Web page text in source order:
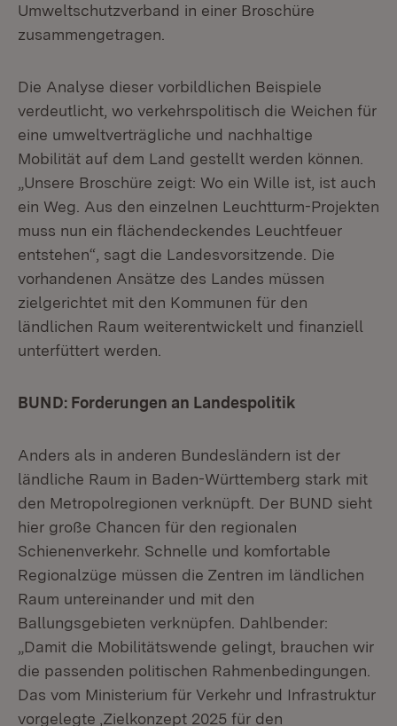
Umweltschutzverband in einer Broschüre
zusammengetragen.
Die Analyse dieser vorbildlichen Beispiele
verdeutlicht, wo verkehrspolitisch die Weichen für
eine umweltverträgliche und nachhaltige
Mobilität auf dem Land gestellt werden können.
„Unsere Broschüre zeigt: Wo ein Wille ist, ist auch
ein Weg. Aus den einzelnen Leuchtturm-Projekten
muss nun ein flächendeckendes Leuchtfeuer
entstehen“, sagt die Landesvorsitzende. Die
vorhandenen Ansätze des Landes müssen
zielgerichtet mit den Kommunen für den
ländlichen Raum weiterentwickelt und finanziell
unterfüttert werden.
BUND: Forderungen an Landespolitik
Anders als in anderen Bundesländern ist der
ländliche Raum in Baden-Württemberg stark mit
den Metropolregionen verknüpft. Der BUND sieht
hier große Chancen für den regionalen
Schienenverkehr. Schnelle und komfortable
Regionalzüge müssen die Zentren im ländlichen
Raum untereinander und mit den
Ballungsgebieten verknüpfen. Dahlbender:
„Damit die Mobilitätswende gelingt, brauchen wir
die passenden politischen Rahmenbedingungen.
Das vom Ministerium für Verkehr und Infrastruktur
vorgelegte ‚Zielkonzept 2025 für den